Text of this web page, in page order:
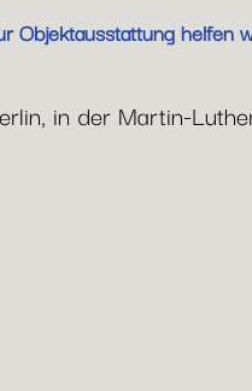
Objektausstattung
in der Martin-